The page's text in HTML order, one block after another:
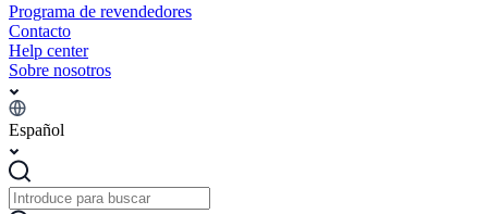
Programa de revendedores
Contacto
Help center
Sobre nosotros
Español